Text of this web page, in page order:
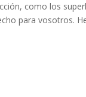
como los
para vosotros.